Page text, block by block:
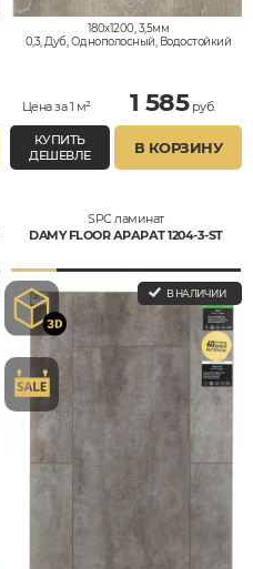
180x1200, 3,5мм
0,3, Дуб, Однополосный, Водостойкий
Цена за 1 м² 1 585руб.
КУПИТЬ
ДЕШЕВЛЕ
В КОРЗИНУ
SPC ламинат
DAMY FLOOR АРАРАТ 1204-3-ST
В НАЛИЧИИ